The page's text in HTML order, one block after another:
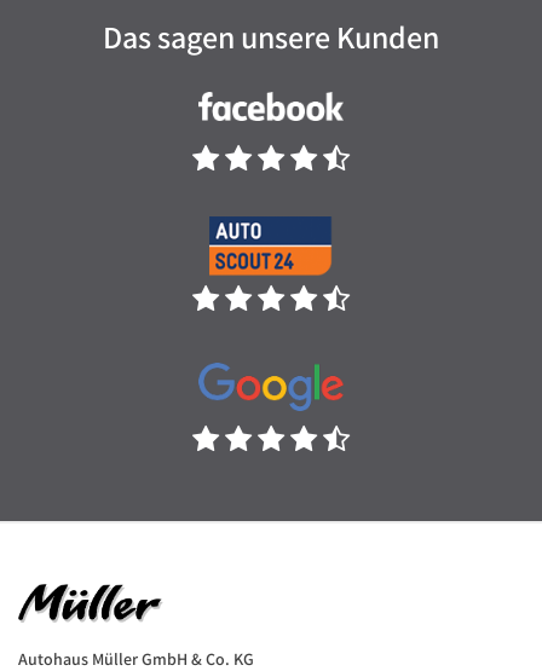
Das sagen unsere Kunden
Autohaus Müller GmbH & Co. KG